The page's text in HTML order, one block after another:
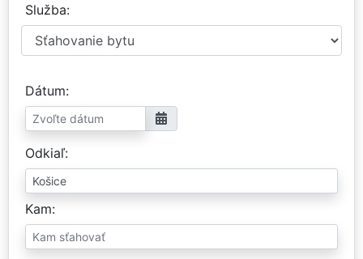
Služba
Dátum
Odkiaľ
Kam